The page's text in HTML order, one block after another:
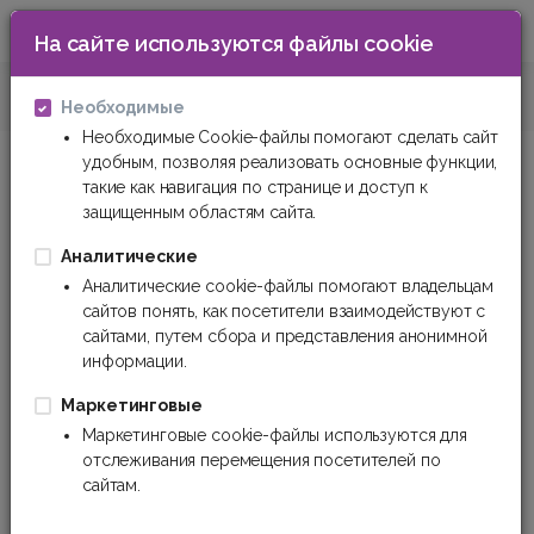
Шланги напорно-всасывающие
Фильтр
На сайте используются файлы cookie
Необходимые
Необходимые Cookie-файлы помогают сделать сайт
удобным, позволяя реализовать основные функции,
такие как навигация по странице и доступ к
защищенным областям сайта.
Аналитические
Аналитические cookie-файлы помогают владельцам
сайтов понять, как посетители взаимодействуют с
сайтами, путем сбора и представления анонимной
информации.
Маркетинговые
Маркетинговые cookie-файлы используются для
отслеживания перемещения посетителей по
сайтам.